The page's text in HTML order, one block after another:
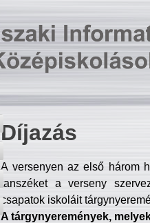
Díjazás
A versenyen az első három
tanszéket a verseny
csapatok iskoláit
A tárgynyeremények,